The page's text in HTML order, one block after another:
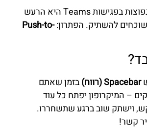
אחת הבעיות הנפוצות בפגישות Teams היא הרעש
להשתיק. הפתרון:Push-to-
Spacebar (רווח)
בזמן שאתם
– המיקרופון יפתח כל עוד
וישתק שוב ברגע שתשחררו.
קשר!